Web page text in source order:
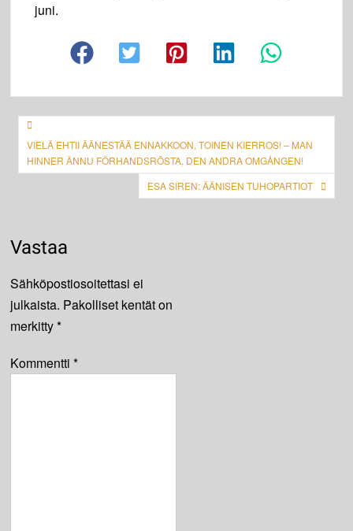
juni.
Artikkelien
selaus
VIELÄ EHTII ÄÄNESTÄÄ ENNAKKOON, TOINEN KIERROS! – MAN
HINNER ÄNNU FÖRHANDSRÖSTA, DEN ANDRA OMGÅNGEN!
ESA SIREN: ÄÄNISEN TUHOPARTIOT
Vastaa
Sähköpostiosoitettasi ei
julkaista. Pakolliset kentät on
merkitty*
Kommentti*